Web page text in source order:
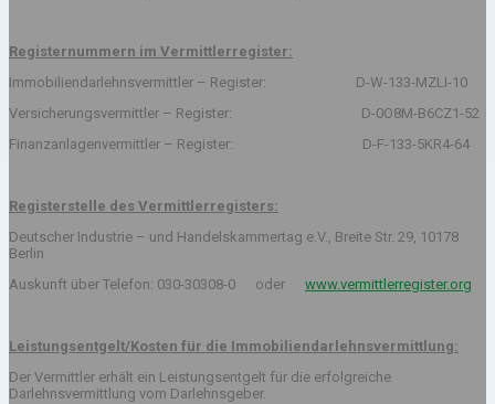
Registernummern im Vermittlerregister:
Immobiliendarlehnsvermittler – Register: D-W-133-MZLI-10
Versicherungsvermittler – Register: D-0O8M-B6CZ1-52
Finanzanlagenvermittler – Register: D-F-133-5KR4-64
Registerstelle des Vermittlerregisters:
Deutscher Industrie – und Handelskammertag e.V., Breite Str. 29, 10178
Berlin
Auskunft über Telefon: 030-30308-0 oder www.vermittlerregister.org
Leistungsentgelt/Kosten für die Immobiliendarlehnsvermittlung:
Der Vermittler erhält ein Leistungsentgelt für die erfolgreiche
Darlehnsvermittlung vom Darlehnsgeber.